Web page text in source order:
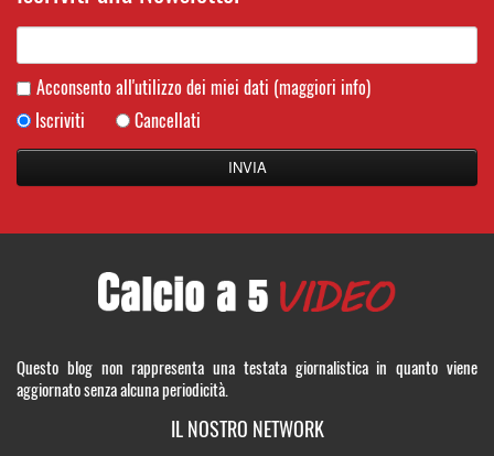
Acconsento all'utilizzo dei miei dati (maggiori info)
Iscriviti
Cancellati
Questo blog non rappresenta una testata giornalistica in quanto viene
aggiornato senza alcuna periodicità.
IL NOSTRO NETWORK